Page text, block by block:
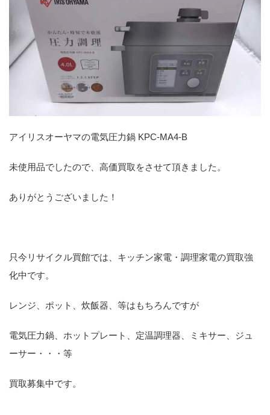
アイリスオーヤマの電気圧力鍋 KPC-MA4-B
未使用品でしたので、高価買取をさせて頂きました。
ありがとうございました！
只今リサイクル買館では、キッチン家電・調理家電の買取強
化中です。
レンジ、ポット、炊飯器、等はもちろんですが
電気圧力鍋、ホットプレート、定温調理器、ミキサー、ジュ
ーサー・・・等
買取募集中です。